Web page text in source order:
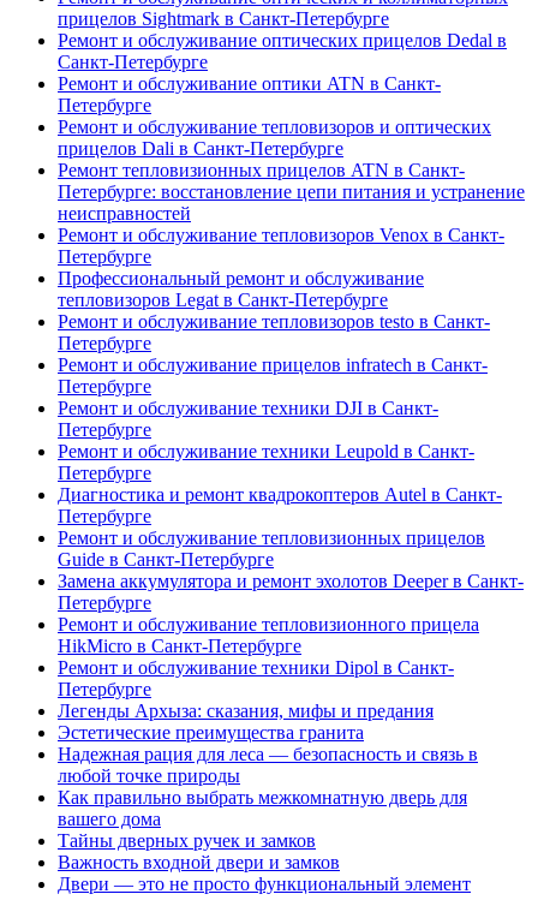
прицелов Sightmark в Санкт-Петербурге
Ремонт и обслуживание оптических прицелов Dedal в
Санкт-Петербурге
Ремонт и обслуживание оптики ATN в Санкт-
Петербурге
Ремонт и обслуживание тепловизоров и оптических
прицелов Dali в Санкт-Петербурге
Ремонт тепловизионных прицелов ATN в Санкт-
Петербурге: восстановление цепи питания и устранение
неисправностей
Ремонт и обслуживание тепловизоров Venox в Санкт-
Петербурге
Профессиональный ремонт и обслуживание
тепловизоров Legat в Санкт-Петербурге
Ремонт и обслуживание тепловизоров testo в Санкт-
Петербурге
Ремонт и обслуживание прицелов infratech в Санкт-
Петербурге
Ремонт и обслуживание техники DJI в Санкт-
Петербурге
Ремонт и обслуживание техники Leupold в Санкт-
Петербурге
Диагностика и ремонт квадрокоптеров Autel в Санкт-
Петербурге
Ремонт и обслуживание тепловизионных прицелов
Guide в Санкт-Петербурге
Замена аккумулятора и ремонт эхолотов Deeper в Санкт-
Петербурге
Ремонт и обслуживание тепловизионного прицела
HikMicro в Санкт-Петербурге
Ремонт и обслуживание техники Dipol в Санкт-
Петербурге
Легенды Архыза: сказания, мифы и предания
Эстетические преимущества гранита
Надежная рация для леса — безопасность и связь в
любой точке природы
Как правильно выбрать межкомнатную дверь для
вашего дома
Тайны дверных ручек и замков
Важность входной двери и замков
Двери — это не просто функциональный элемент